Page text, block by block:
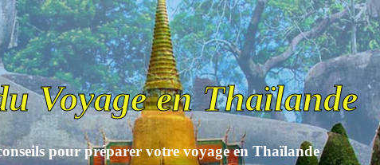
Voyage en Thaïlande
pour préparer votre voyage en Thaïlande